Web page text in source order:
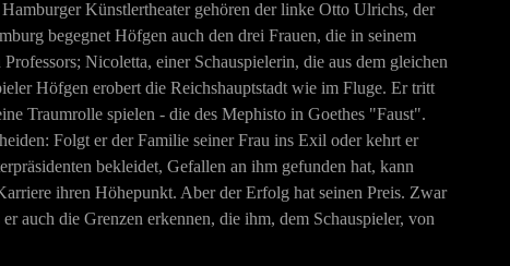
Künstlertheater gehören der linke Otto Ulrichs, der
begegnet Höfgen auch den drei Frauen, die in seinem
Nicoletta, einer Schauspielerin, die aus dem gleichen
Höfgen erobert die Reichshauptstadt wie im Fluge. Er tritt
Traumrolle spielen - die des Mephisto in Goethes "Faust".
Folgt er der Familie seiner Frau ins Exil oder kehrt er
bekleidet, Gefallen an ihm gefunden hat, kann
ihren Höhepunkt. Aber der Erfolg hat seinen Preis. Zwar
auch die Grenzen erkennen, die ihm, dem Schauspieler, von